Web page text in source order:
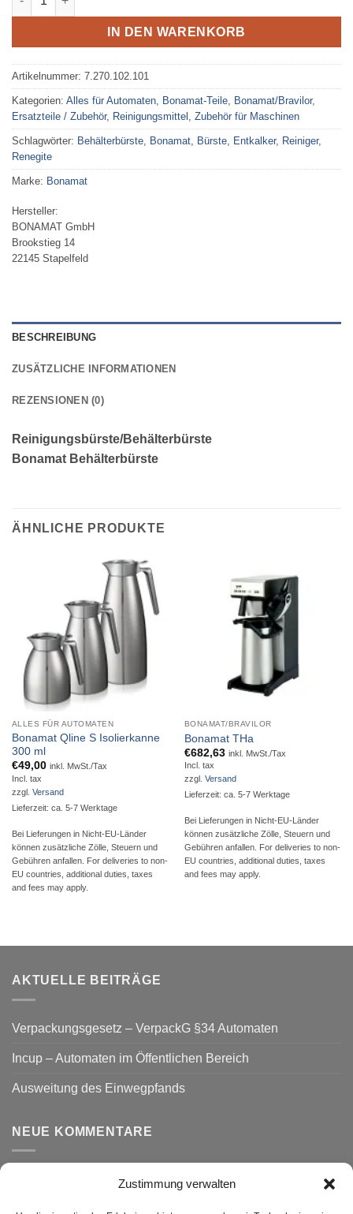
Zustimmung verwalten
IN DEN WARENKORB
Artikelnummer: 7.270.102.101
Kategorien: Alles für Automaten Bonamat-Teile Bonamat/Bravilor,
Ersatzteile / Zubehör, Reinigungsmittel Zubehör für Maschinen
Schlagwörter: Behälterbürste Bonamat Bürste Entkalker, Reiniger,
Renegite
Marke: Bonamat
Hersteller:
BONAMAT GmbH
Brookstieg 14
22145 Stapelfeld
BESCHREIBUNG
ZUSÄTZLICHE INFORMATIONEN
REZENSIONEN (0)
Reinigungsbürste/Behälterbürste
Bonamat Behälterbürste
ÄHNLICHE PRODUKTE
ALLES FÜR AUTOMATEN
Bonamat Qline S Isolierkanne
300 ml
€49,00 inkl. MwSt./Tax
Incl. tax
zzgl. Versand
Lieferzeit: ca. 5-7 Werktage
Bei Lieferungen in Nicht-EU-Länder
können zusätzliche Zölle, Steuern und
Gebühren anfallen. For deliveries to non-
EU countries, additional duties, taxes
and fees may apply.
BONAMAT/BRAVILOR
Bonamat THa
€682,63 inkl. MwSt./Tax
Incl. tax
zzgl. Versand
Lieferzeit: ca. 5-7 Werktage
Bei Lieferungen in Nicht-EU-Länder
können zusätzliche Zölle, Steuern und
Gebühren anfallen. For deliveries to non-
EU countries, additional duties, taxes
and fees may apply.
AKTUELLE BEITRÄGE
Verpackungsgesetz – VerpackG §34 Automaten
Incup – Automaten im Öffentlichen Bereich
Ausweitung des Einwegpfands
NEUE KOMMENTARE